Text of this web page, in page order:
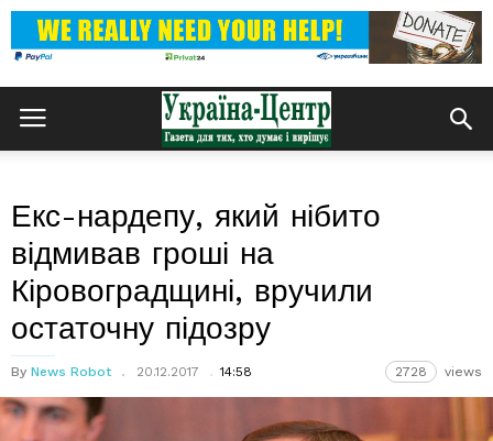
Екс-нардепу, який нібито
відмивав гроші на
Кіровоградщині, вручили
остаточну підозру
By News Robot 20.12.2017 14:58 2728 views